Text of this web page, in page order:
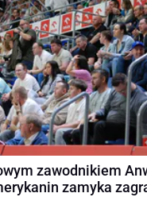
zawodnikiem
zamyka